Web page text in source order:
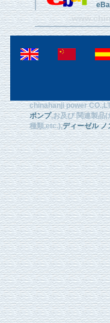
chinahanji power
ポンプ,お及び 関連製品
種類,etc.),ディーゼル ノ